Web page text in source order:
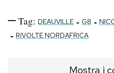
Tag: DEAUVILLE - G8 -
- RIVOLTE NORDAFRICA
Mostra i